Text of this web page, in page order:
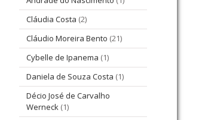
Cláudia Costa (2)
Cláudio Moreira Bento (21)
Cybelle de Ipanema (1)
Daniela de Souza Costa (1)
Décio José de Carvalho
Werneck (1)